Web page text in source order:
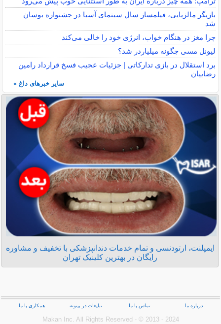
بازیگر مالزیایی، فیلمساز سال سینمای آسیا در جشنواره بوسان
شد
چرا مغز در هنگام خواب، انرژی خود را خالی می‌کند
لیونل مسی چگونه میلیاردر شد؟
برد استقلال در بازی تدارکاتی | جزئیات عجیب فسخ قرارداد رامین
رضاییان
سایر خبرهای داغ »
ایمپلنت، ارتودنسی و تمام خدمات دندانپزشکی با تخفیف و مشاوره
رایگان در بهترین کلینیک تهران
درباره ما تماس با ما تبلیغات در بیتوته همکاری با ما
Makan Inc.‎ All Rights Reserved - © 2013 - 2024